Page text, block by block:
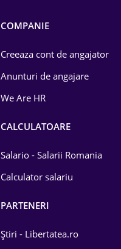
COMPANIE
Creeaza cont de angajator
Anunturi de angajare
We Are HR
CALCULATOARE
Salario - Salarii Romania
Calculator salariu
PARTENERI
Știri - Libertatea.ro